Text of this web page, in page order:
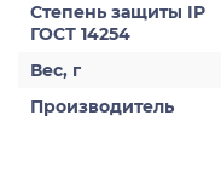
Степень защиты IP
ГОСТ 14254
Вес, г
Производитель